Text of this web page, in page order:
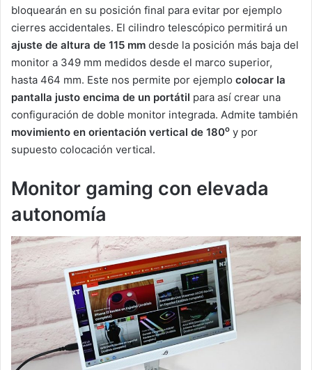
bloquearán en su posición final para evitar por ejemplo
cierres accidentales. El cilindro telescópico permitirá un
ajuste de altura de 115 mm desde la posición más baja del
monitor a 349 mm medidos desde el marco superior,
hasta 464 mm. Este nos permite por ejemplo colocar la
pantalla justo encima de un portátil para así crear una
configuración de doble monitor integrada. Admite también
movimiento en orientación vertical de 180o y por
supuesto colocación vertical.
Monitor gaming con elevada
autonomía